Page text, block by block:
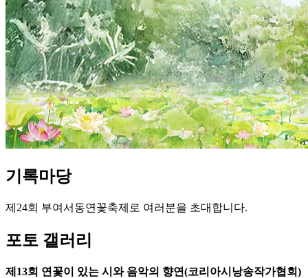
기록마당
제24회 부여서동연꽃축제로 여러분을 초대합니다.
포토 갤러 리
제13회 연꽃이 있는 시와 음악의 향연(코리아시낭송작가협회)